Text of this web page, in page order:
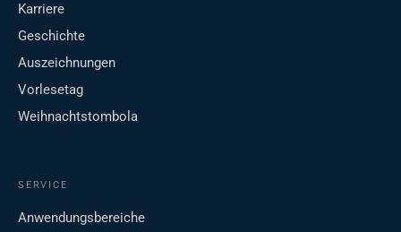
Karriere
Geschichte
Auszeichnungen
Vorlesetag
Weihnachtstombola
SERVICE
Anwendungsbereiche